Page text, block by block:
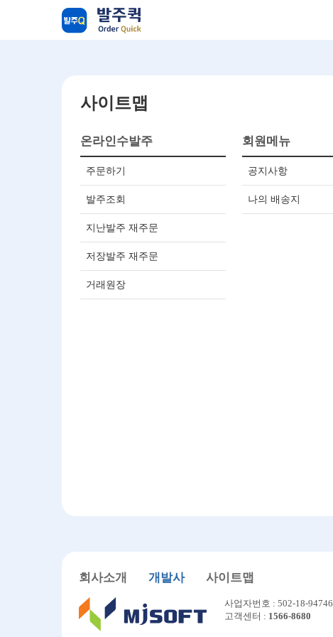
사이트맵
온라인수발주
주문하기
발주조회
지난발주 재주문
저장발주 재주문
거래원장
회원메뉴
공지사항
나의 배송지
회사소개 개발사 사이트맵
사업자번호 : 502-18-94746
고객센터 : 1566-8680